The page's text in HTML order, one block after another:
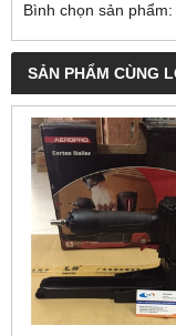
Bình chọn sản phẩm:
SẢN PHẨM CÙNG